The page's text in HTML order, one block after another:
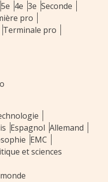
5e 4e 3e Seconde
pro
Terminale pro
Espagnol Allemand
EMC
et sciences